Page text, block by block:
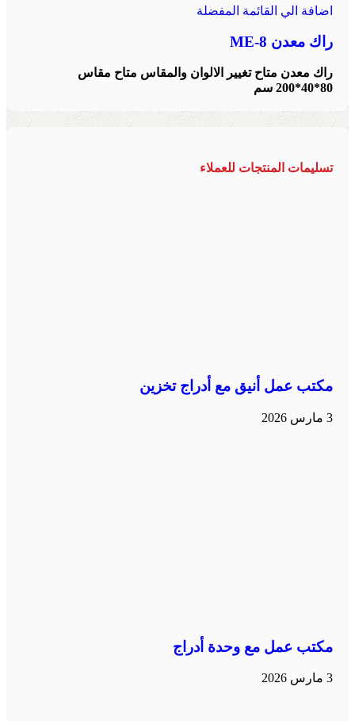
اضافة الي القائمة المفضلة
راك معدن ME-8
راك معدن متاح تغيير الالوان والمقاس متاح مقاس
80*40*200 سم
تسليمات المنتجات للعملاء
مكتب عمل أنيق مع أدراج تخزين
3 مارس 2026
مكتب عمل مع وحدة أدراج
3 مارس 2026